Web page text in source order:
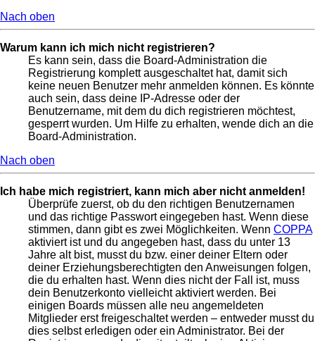
Nach oben
Warum kann ich mich nicht registrieren?
Es kann sein, dass die Board-Administration die
Registrierung komplett ausgeschaltet hat, damit sich
keine neuen Benutzer mehr anmelden können. Es könnte
auch sein, dass deine IP-Adresse oder der
Benutzername, mit dem du dich registrieren möchtest,
gesperrt wurden. Um Hilfe zu erhalten, wende dich an die
Board-Administration.
Nach oben
Ich habe mich registriert, kann mich aber nicht anmelden!
Überprüfe zuerst, ob du den richtigen Benutzernamen
und das richtige Passwort eingegeben hast. Wenn diese
stimmen, dann gibt es zwei Möglichkeiten. Wenn COPPA
aktiviert ist und du angegeben hast, dass du unter 13
Jahre alt bist, musst du bzw. einer deiner Eltern oder
deiner Erziehungsberechtigten den Anweisungen folgen,
die du erhalten hast. Wenn dies nicht der Fall ist, muss
dein Benutzerkonto vielleicht aktiviert werden. Bei
einigen Boards müssen alle neu angemeldeten
Mitglieder erst freigeschaltet werden – entweder musst du
dies selbst erledigen oder ein Administrator. Bei der